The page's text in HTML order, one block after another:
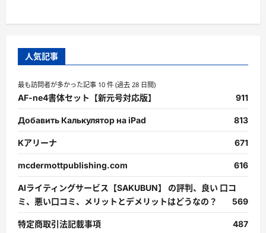
人気記事
最も訪問者が多かった記事 10 件 (過去 28 日間)
AF-ne4書体セット【新元号対応版】 911
Добавить Калькулятор на iPad 813
Kアリーナ 671
mcdermottpublishing.com 616
AIライティングサービス【SAKUBUN】 の評判、良い 口コ
ミ、悪い口コミ、メリットとデメリットはどうなの？
569
特定商取引法記載事項 487